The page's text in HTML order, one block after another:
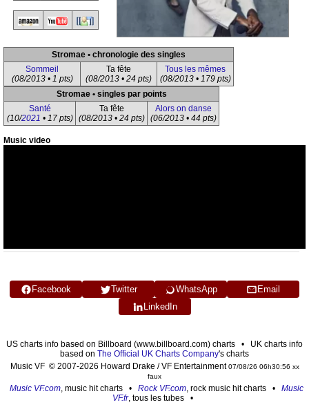
Stromae • chronologie des singles
Sommeil
(08/2013 • 1 pts)
Ta fête
(08/2013 • 24 pts)
Tous les mêmes
(08/2013 • 179 pts)
Stromae • singles par points
Santé
(10/2021 • 17 pts)
Ta fête
(08/2013 • 24 pts)
Alors on danse
(06/2013 • 44 pts)
Music video
Facebook Twitter WhatsApp
Email
LinkedIn
US charts info based on Billboard (www.billboard.com) charts • UK charts info
based on The Official UK Charts Company's charts
Music VF © 2007-2026 Howard Drake / VF Entertainment07/08/26 06h30:56 xx
faux
Music VF.com, music hit charts • Rock VF.com, rock music hit charts • Music
VF.fr, tous les tubes •